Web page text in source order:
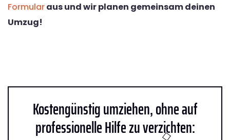
Formularaus und wir planen gemeinsam deinen
Umzug!
Kostengünstig umziehen, ohne auf
professionelle Hilfe zu verzichten: